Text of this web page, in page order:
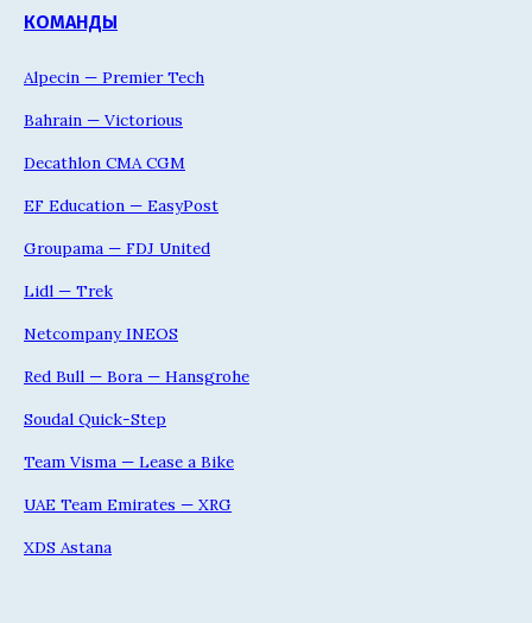
КОМАНДЫ
Alpecin — Premier Tech
Bahrain — Victorious
Decathlon CMA CGM
EF Education — EasyPost
Groupama — FDJ United
Lidl — Trek
Netcompany INEOS
Red Bull — Bora — Hansgrohe
Soudal Quick-Step
Team Visma — Lease a Bike
UAE Team Emirates — XRG
XDS Astana